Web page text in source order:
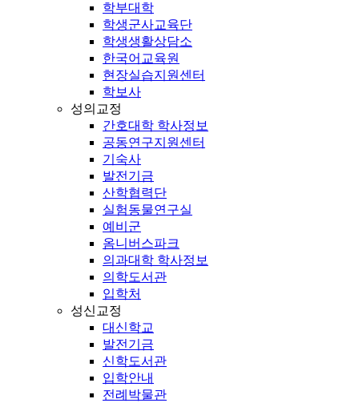
학부대학
학생군사교육단
학생생활상담소
한국어교육원
현장실습지원센터
학보사
성의교정
간호대학 학사정보
공동연구지원센터
기숙사
발전기금
산학협력단
실험동물연구실
예비군
옴니버스파크
의과대학 학사정보
의학도서관
입학처
성신교정
대신학교
발전기금
신학도서관
입학안내
전례박물관